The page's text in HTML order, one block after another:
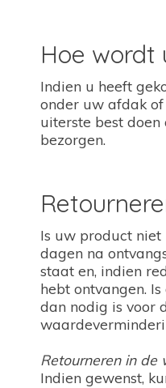
Hoe wordt
Indien u heeft
onder uw afdak
uiterste best
bezorgen.
Is uw product niet
dagen na
staat en, indien
hebt ontvangen.
dan nodig is voor
Retourneren in de
Indien gewenst,